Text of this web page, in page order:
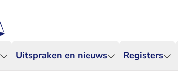
Uitspraken en nieuws Registers